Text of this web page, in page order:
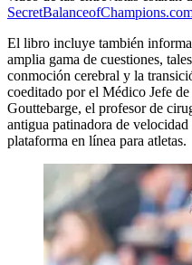
El libro incluye también
amplia gama de cuestiones,
conmoción cerebral y la
coeditado por el Médico Jefe
Gouttebarge, el profesor de
antigua patinadora de
plataforma en línea para atletas.